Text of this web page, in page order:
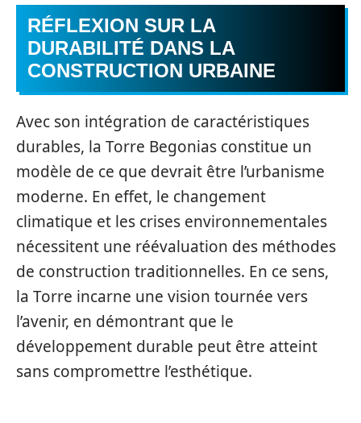
RÉFLEXION SUR LA
DURABILITÉ DANS LA
CONSTRUCTION URBAINE
Avec son intégration de caractéristiques
durables, la Torre Begonias constitue un
modèle de ce que devrait être l’urbanisme
moderne. En effet, le changement
climatique et les crises environnementales
nécessitent une réévaluation des méthodes
de construction traditionnelles. En ce sens,
la Torre incarne une vision tournée vers
l’avenir, en démontrant que le
développement durable peut être atteint
sans compromettre l’esthétique.